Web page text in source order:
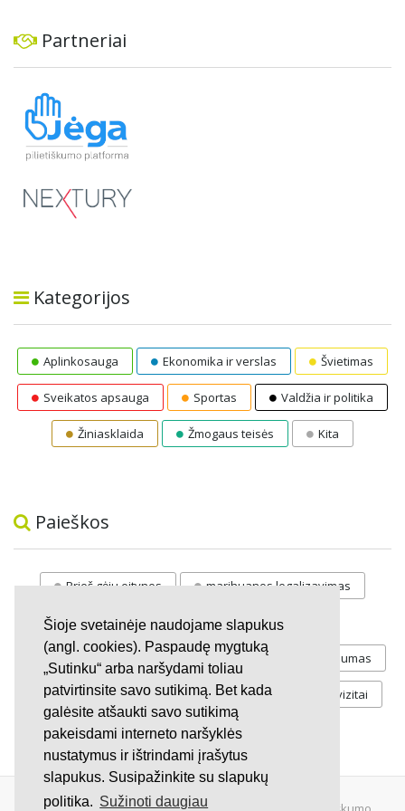
Šioje svetainėje naudojame slapukus
(angl. cookies). Paspaudę mygtuką
„Sutinku“ arba naršydami toliau
patvirtinsite savo sutikimą. Bet kada
galėsite atšaukti savo sutikimą
pakeisdami interneto naršyklės
nustatymus ir ištrindami įrašytus
slapukus. Susipažinkite su slapukų
politika. Sužinoti daugiau
Partneriai
Kategorijos
Aplinkosauga Ekonomika ir verslas Švietimas
Sveikatos apsauga Sportas Valdžia ir politika
Žiniasklaida Žmogaus teisės Kita
Paieškos
Prieš gėju eitynes marihuanos legalizavimas
STOP vaiku atemimas
Pilnos moksleivių vasaros atostogos referendumas
Keliu jaunystės Valandos Rekvizitai
Investicijos